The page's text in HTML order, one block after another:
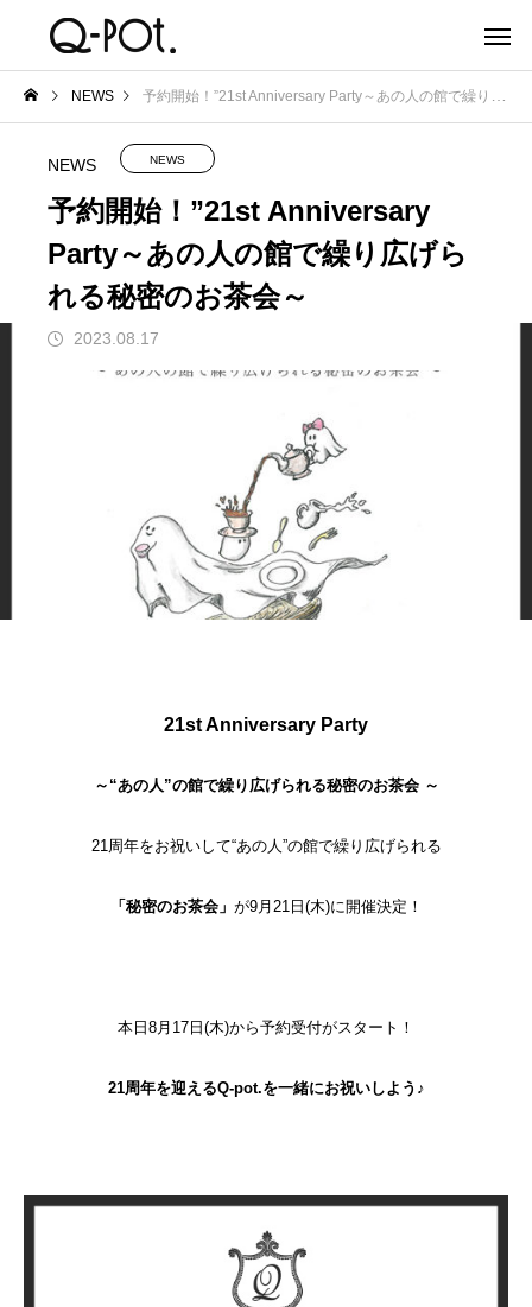
NEWS 予約開始！”21st Anniversary Party～あの人の館で繰り広げられる秘密のお茶会～
NEWS NEWS
予約開始！”21st Anniversary
Party～あの人の館で繰り広げら
れる秘密のお茶会～
2023.08.17
21st Anniversary Party
～“あの人”の館で繰り広げられる秘密のお茶会 ～
21周年をお祝いして“あの人”の館で繰り広げられる
「秘密のお茶会」 が9月21日(木)に開催決定！
本日8月17日(木)から予約受付がスタート！
21周年を迎えるQ-pot.を一緒にお祝いしよう♪